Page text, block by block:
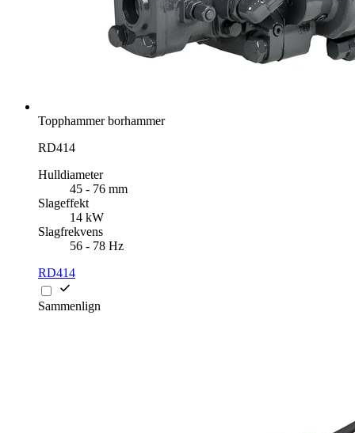
Topphammer borhammer
RD414
Hulldiameter
45 - 76 mm
Slageffekt
14 kW
Slagfrekvens
56 - 78 Hz
RD414
Sammenlign